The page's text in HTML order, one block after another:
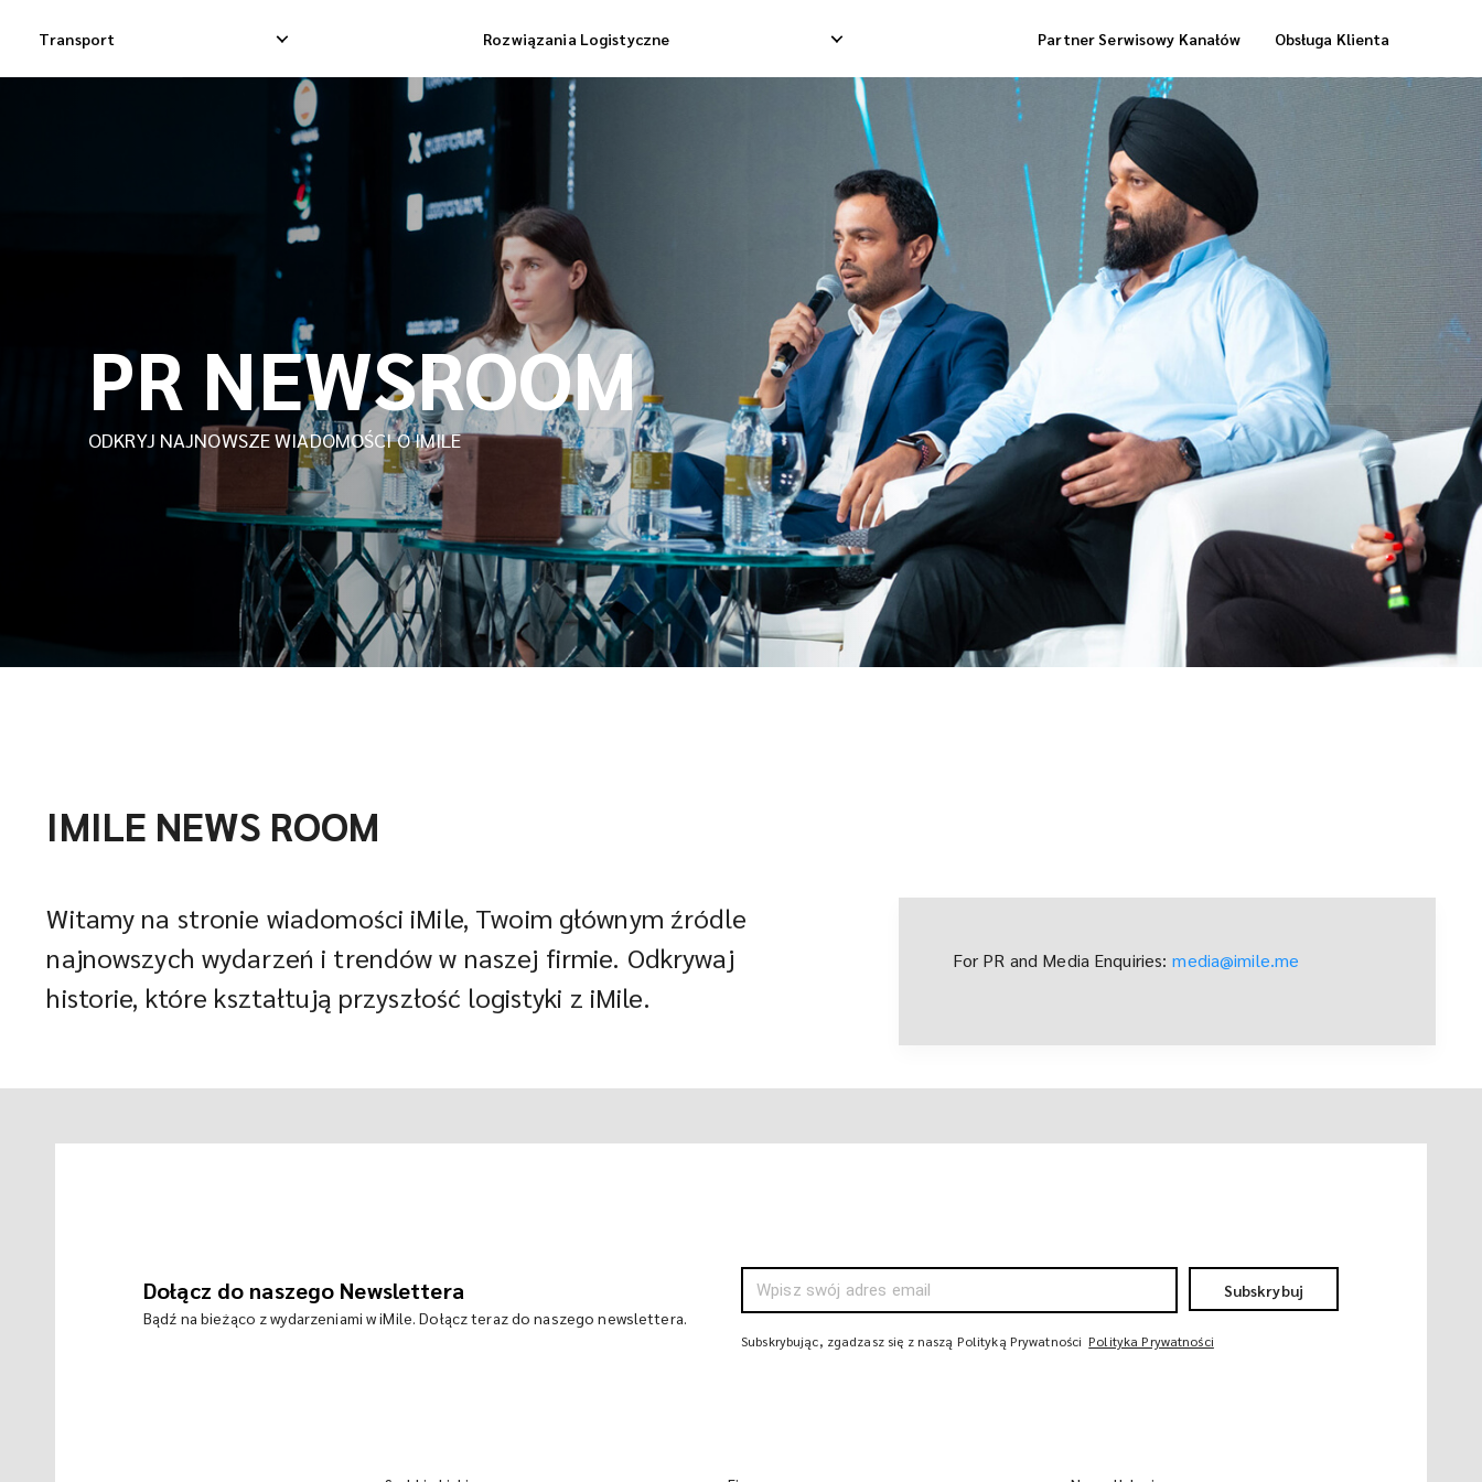
Transport Rozwiązania Logistyczne
Krajowa Dostawa Dropshippingowa
Międzynarodowa Dostawa Dropshippingowa
Międzynarodowa Dostawa Towarowa
Międzynarodowa Konsolidacja Wysyłek
Odbiór Zwrotny
Zarządzanie Zwrotami
Usługi Magazynowe
Dostawa Zrealizowanych Zamówień
Dostawa „Cool Box”
Partner Serwisowy Kanałów Obsługa Klienta
PR NEWSROOM
ODKRYJ NAJNOWSZE WIADOMOŚCI O IMILE
IMILE NEWS ROOM
Witamy na stronie wiadomości iMile, Twoim głównym źródle
najnowszych wydarzeń i trendów w naszej firmie. Odkrywaj
historie, które kształtują przyszłość logistyki z iMile.
For PR and Media Enquiries: media@imile.me
Dołącz do naszego Newslettera
Bądź na bieżąco z wydarzeniami w iMile. Dołącz teraz do naszego newslettera.
Subskrybuj
Subskrybując, zgadzasz się z naszą Polityką Prywatności Polityka Prywatności